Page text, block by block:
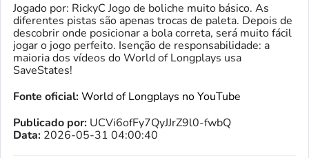
Jogado por: RickyC Jogo de boliche muito básico. As
diferentes pistas são apenas trocas de paleta. Depois de
descobrir onde posicionar a bola correta, será muito fácil
jogar o jogo perfeito. Isenção de responsabilidade: a
maioria dos vídeos do World of Longplays usa
SaveStates!
Fonte oficial:World of Longplays no YouTube
Publicado por: UCVi6ofFy7QyJJrZ9l0-fwbQ
Data: 2026-05-31 04:00:40